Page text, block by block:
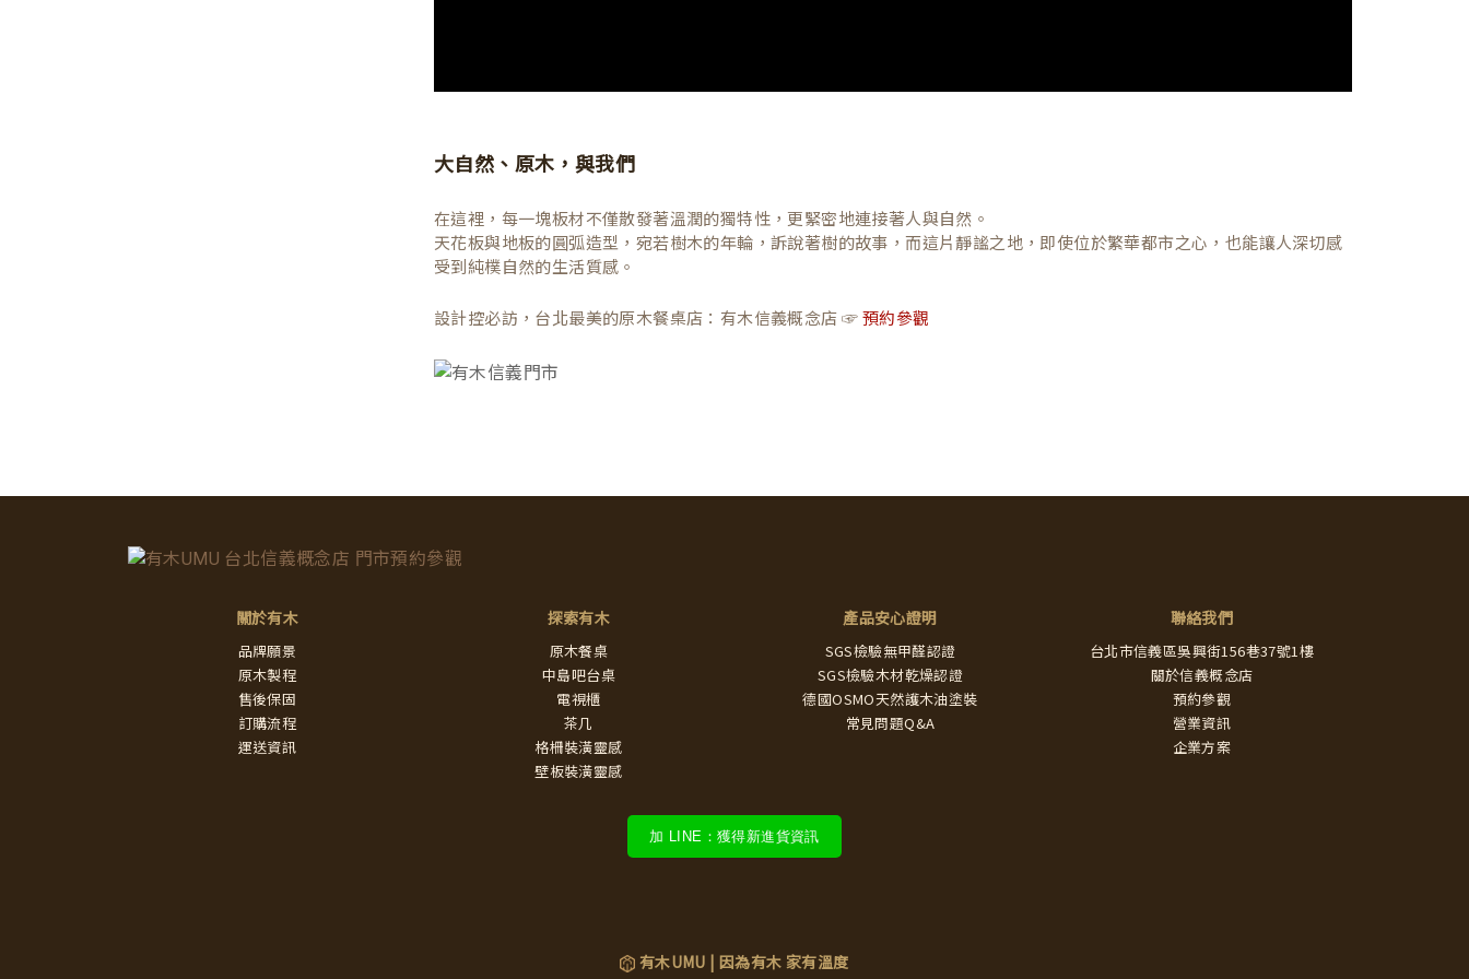
大自然、原木，與我們
在這裡，每一塊板材不僅散發著溫潤的獨特性，更緊密地連接著人與自然。
天花板與地板的圓弧造型，宛若樹木的年輪，訴說著樹的故事，而這片靜謐之地，即使位於繁華都市之心，也能讓人深切感
受到純樸自然的生活質感。
設計控必訪，台北最美的原木餐桌店：有木信義概念店 ☞ 預約參觀
關於有木
品牌願景
原木製程
售後保固
訂購流程
運送資訊
探索有木
原木餐桌
中島吧台桌
電視櫃
茶几
格柵裝潢靈感
壁板裝潢靈感
產品安心證明
SGS檢驗無甲醛認證
SGS檢驗木材乾燥認證
德國OSMO天然護木油塗裝
常見問題Q&A
聯絡我們
台北市信義區吳興街156巷37號1樓
關於信義概念店
預約參觀
營業資訊
企業方案
加 LINE：獲得新進貨資訊
有木UMU | 因為有木 家有溫度